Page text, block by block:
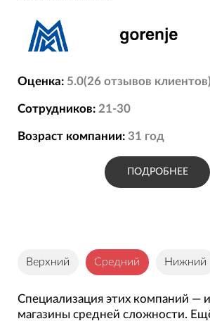
Оценка: 5.0(26 отзывов клиентов)
Сотрудников: 21-30
Возраст компании: 31 год
ПОДРОБНЕЕ
Верхний Средний Нижний
Специализация этих компаний —
магазины средней сложности.